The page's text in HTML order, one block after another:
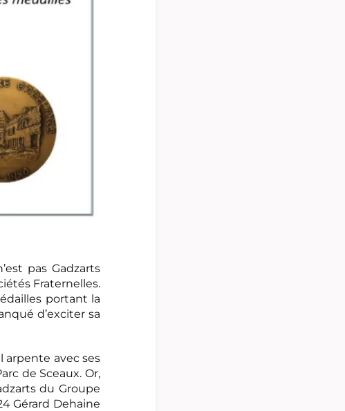
pas Gadzarts
Fraternelles.
portant la
d’exciter sa
arpente avec ses
de Sceaux. Or,
du Groupe
Gérard Dehaine